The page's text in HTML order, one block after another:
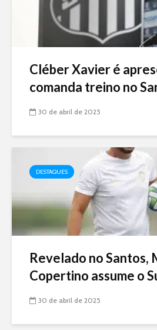
Cléber Xavier é
comanda treino no
30 de abril de 2025
DESTAQUES
Revelado no Santos,
Copertino assume o
30 de abril de 2025